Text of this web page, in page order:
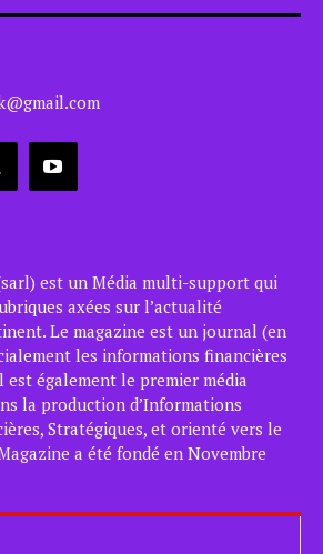
est un Média multi-support qui
axées sur l’actualité
Le magazine est un journal (en
les informations financières
est également le premier média
la production d’Informations
Stratégiques, et orienté vers le
a été fondé en Novembre